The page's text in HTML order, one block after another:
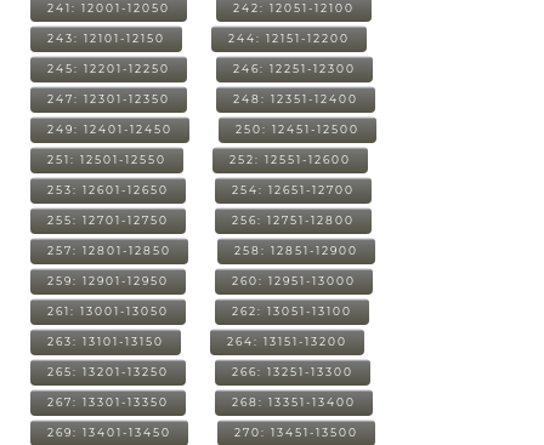
241: 12001-12050 242: 12051-12100
243: 12101-12150 244: 12151-12200
245: 12201-12250 246: 12251-12300
247: 12301-12350 248: 12351-12400
249: 12401-12450 250: 12451-12500
251: 12501-12550 252: 12551-12600
253: 12601-12650 254: 12651-12700
255: 12701-12750 256: 12751-12800
257: 12801-12850 258: 12851-12900
259: 12901-12950 260: 12951-13000
261: 13001-13050 262: 13051-13100
263: 13101-13150 264: 13151-13200
265: 13201-13250 266: 13251-13300
267: 13301-13350 268: 13351-13400
269: 13401-13450 270: 13451-13500